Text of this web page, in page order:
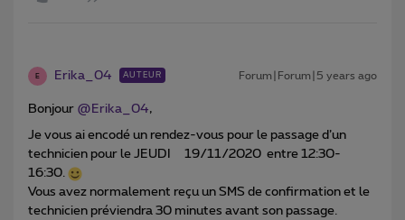
E Erika_04 AUTEUR Forum|Forum|5 years ago
Bonjour @Erika_04,
Je vous ai encodé un rendez-vous pour le passage d’un
technicien pour le JEUDI 19/11/2020 entre 12:30-
16:30.
Vous avez normalement reçu un SMS de confirmation et le
technicien préviendra 30 minutes avant son passage.